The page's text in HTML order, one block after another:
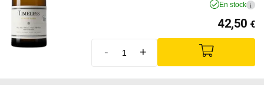
En stock i
42,50 €
- +